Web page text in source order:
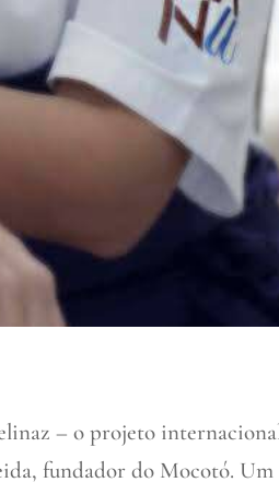
– o projeto
fundador do Mocotó. Um